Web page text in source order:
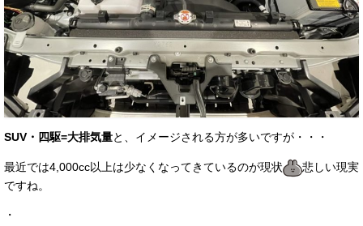
SUV・四駆=大排気量と、イメージされる方が多いですが・・・
最近では4,000cc以上は少なくなってきているのが現状
悲しい現実
ですね。
・